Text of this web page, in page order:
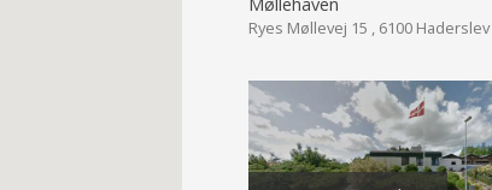
Ryes Møllevej 15 , 6100 Haderslev